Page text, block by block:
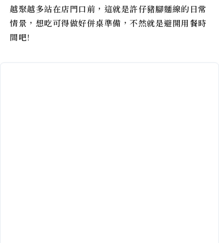
越聚越多站在店門口前，這就是許仔豬腳麵線的日常
情景，想吃可得做好併桌準備，不然就是避開用餐時
間吧!